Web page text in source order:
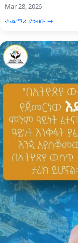
Mar 28, 2026
ተጨማሪ ያንብቡ →